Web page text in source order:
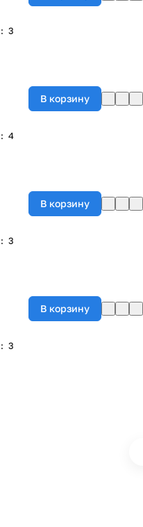
: 3
В корзину
: 4
В корзину
: 3
В корзину
: 3